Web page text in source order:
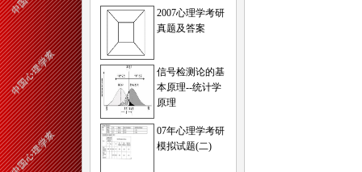
2007心理学考研
真题及答案
信号检测论的基
本原理--统计学
原理
07年心理学考研
模拟试题(二)